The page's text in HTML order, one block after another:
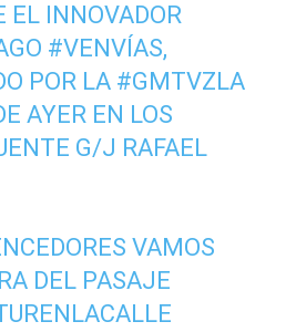
EL INNOVADOR
#VENVÍAS,
POR LA #GMTVZLA
AYER EN LOS
G/J RAFAEL
VAMOS
DEL PASAJE